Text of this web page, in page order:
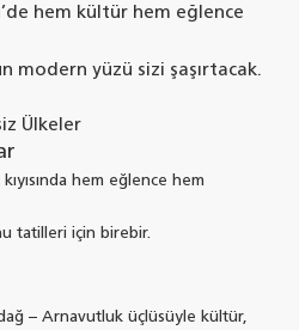
hem kültür hem eğlence
modern yüzü sizi şaşırtacak.
Ülkeler
hem eğlence hem
tatilleri için birebir.
– Arnavutluk üçlüsüyle kültür,